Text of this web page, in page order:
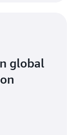
global